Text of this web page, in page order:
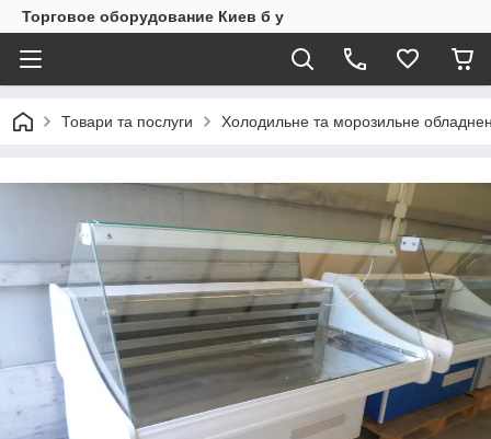
Торговое оборудование Киев б у
Товари та послуги Холодильне та морозильне